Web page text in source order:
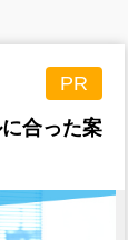
PR
合った案